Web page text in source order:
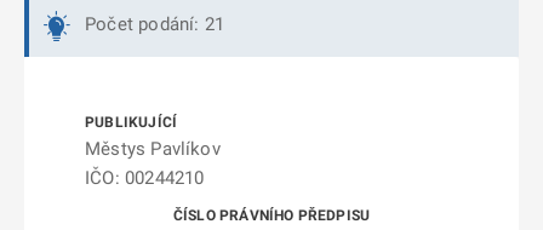
Počet podání: 21
Městys Pavlíkov
IČO: 00244210